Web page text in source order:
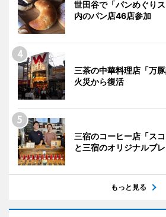
世田谷で「パンめぐり
内のパン店46店参加
三茶の中華料理店「万
火災から復活
三宿のコーヒー店「ス
と三宿のオリジナルブ
もっと見る